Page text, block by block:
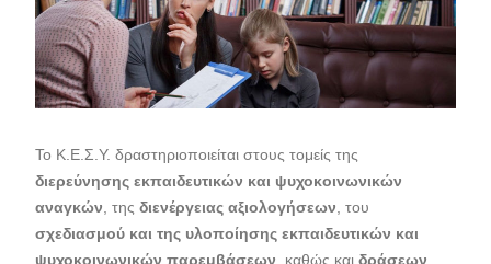
Το Κ.Ε.Σ.Υ. δραστηριοποιείται στους τομείς της
διερεύνησης εκπαιδευτικών και ψυχοκοινωνικών
αναγκών , της διενέργειας αξιολογήσεων , του
σχεδιασμού και της υλοποίησης εκπαιδευτικών και
ψυχοκοινωνικών παρεμβάσεων , καθώς και δράσεων